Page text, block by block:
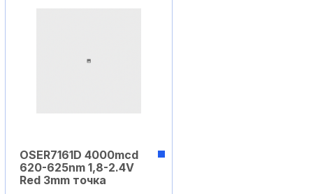
OSER7161D 4000mcd
620-625nm 1,8-2.4V
Red 3mm точка